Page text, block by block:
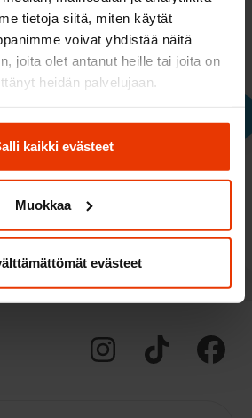
tietoja siitä, miten käytät
voivat yhdistää näitä
joita olet antanut heille tai joita on
heidän palvelujaan.
kaikki evästeet
Muokkaa
evästeet
osallistumista suositellaan
teoriatunnit.
kannattaa suorittaa, kun
on…